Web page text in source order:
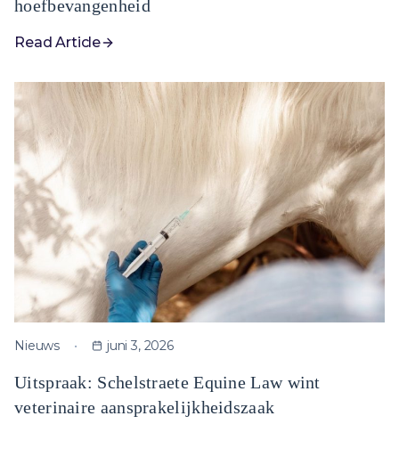
hoefbevangenheid
Read Article
Nieuws juni 3, 2026
Uitspraak: Schelstraete Equine Law wint
veterinaire aansprakelijkheidszaak